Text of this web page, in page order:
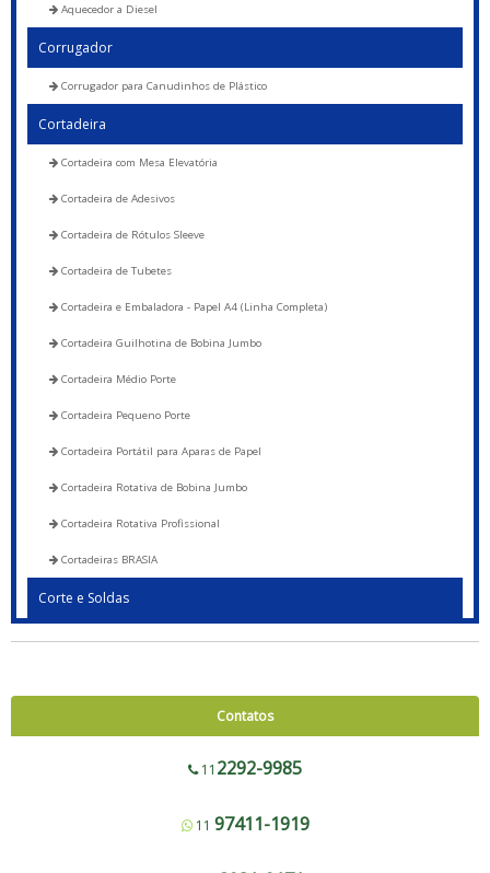
Aquecedor a Diesel
Corrugador
Corrugador para Canudinhos de Plástico
Cortadeira
Cortadeira com Mesa Elevatória
Cortadeira de Adesivos
Cortadeira de Rótulos Sleeve
Cortadeira de Tubetes
Cortadeira e Embaladora - Papel A4 (Linha Completa)
Cortadeira Guilhotina de Bobina Jumbo
Cortadeira Médio Porte
Cortadeira Pequeno Porte
Cortadeira Portátil para Aparas de Papel
Cortadeira Rotativa de Bobina Jumbo
Cortadeira Rotativa Profissional
Cortadeiras BRASIA
Corte e Soldas
Corte e Solda 1000 para Envelope de Segurança, Sacos de Correios e Sacos
Corte e Solda Fundo - 600 a 1200
Corte e Solda Fundo e Lateral 900
Contatos
11 2292-9985
11 97411-1919